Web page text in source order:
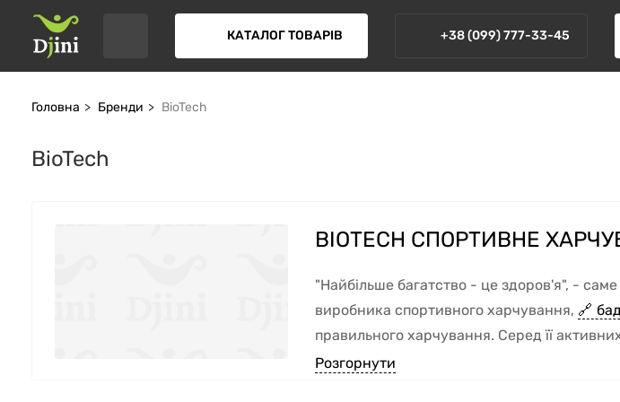
КАТАЛОГ ТОВАРІВ +38 (099) 777-33-45
Головна Бренди BioTech
BioTech
BIOTECH СПОРТИВНЕ
"Найбільше багатство - це здоров'я", -
виробника спортивного харчування,
правильного харчування. Серед її
Тот, Сабіна Тапаї, Арон Сіладьї. Загальна
Розгорнути